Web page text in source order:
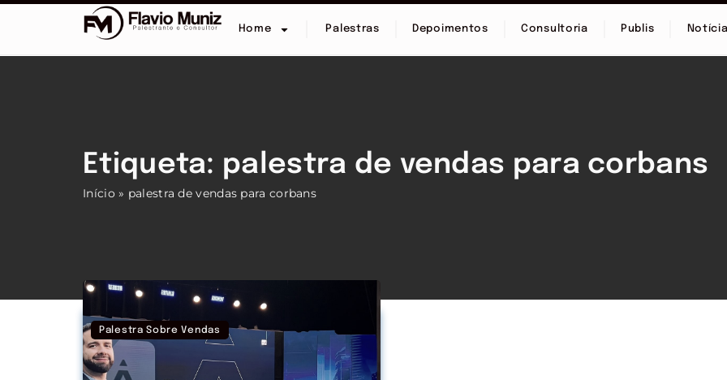
Home Palestras Depoimentos Consultoria Publis
Etiqueta: palestra de vendas para corbans
Início » palestra de vendas para corbans
Palestra Sobre Vendas